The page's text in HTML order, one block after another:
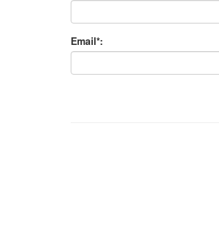
Email*: